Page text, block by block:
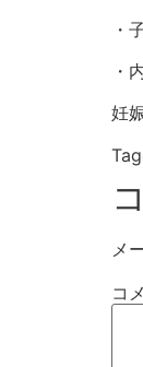
・
・
妊
メ
コ